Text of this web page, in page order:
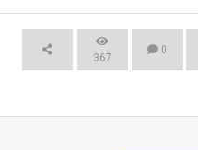
367
0